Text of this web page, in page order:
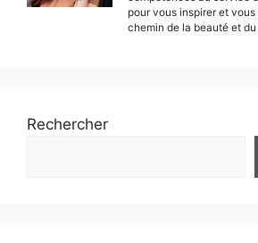
pour vous inspirer et
chemin de la beauté et
Rechercher